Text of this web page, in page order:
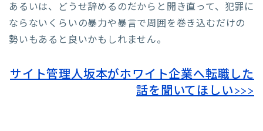
あるいは、どうせ辞めるのだからと開き直って、犯罪に
ならないくらいの暴力や暴言で周囲を巻き込むだけの
勢いもあると良いかもしれません。
サイト管理人坂本がホワイト企業へ転職した
話を聞いてほしい>>>